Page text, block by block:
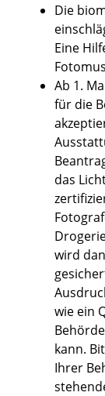
Die
Eine
Ab 1.
für die
das
wird
wie ein
kann.
Ihrer